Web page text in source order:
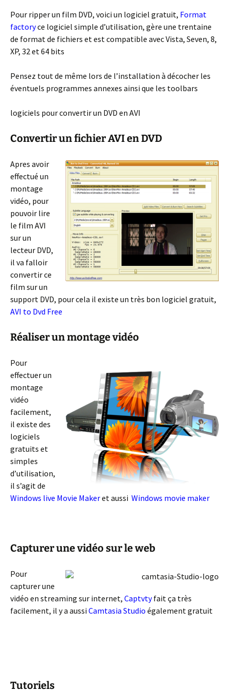
Pour ripper un film DVD, voici un logiciel gratuit, Format
factoryce logiciel simple d’utilisation, gère une trentaine
de format de fichiers et est compatible avec Vista, Seven, 8,
XP, 32 et 64 bits
Pensez tout de même lors de l’installation à décocher les
éventuels programmes annexes ainsi que les toolbars
logiciels pour convertir un DVD en AVI
Convertir un fichier AVI en DVD
Apres avoir
effectué un
montage
vidéo, pour
pouvoir lire
le film AVI
sur un
lecteur DVD,
il va falloir
convertir ce
film sur un
support DVD, pour cela il existe un très bon logiciel gratuit,
AVI to Dvd Free
Réaliser un montage vidéo
Pour
effectuer un
montage
vidéo
facilement,
il existe des
logiciels
gratuits et
simples
d’utilisation,
il s’agit de
Windows live Movie Makeret aussi Windows movie maker
Capturer une vidéo sur le web
Pour
capturer une
vidéo en streaming sur internet, Captvtyfait ça très
facilement, il y a aussi Camtasia Studio également gratuit
Tutoriels